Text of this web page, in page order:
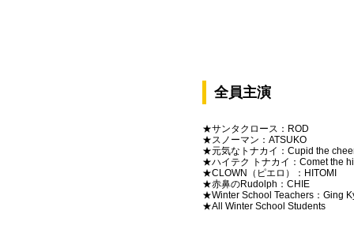
全員主演
★サンタクロース：ROD
★スノーマン：ATSUKO
★元気なトナカイ：Cupid the
★ハイテク トナカイ：Comet the
★CLOWN（ピエロ）：HITOMI
★赤鼻のRudolph：CHIE
★Winter School Teachers：Ging
★All Winter School Students